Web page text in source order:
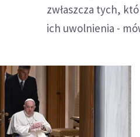
zwłaszcza tych,
ich uwolnienia -